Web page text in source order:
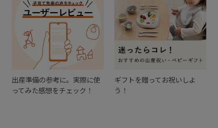
出産準備の参考に。実際に使
ってみた感想をチェック！
ギフトを贈ってお祝いしよ
う！